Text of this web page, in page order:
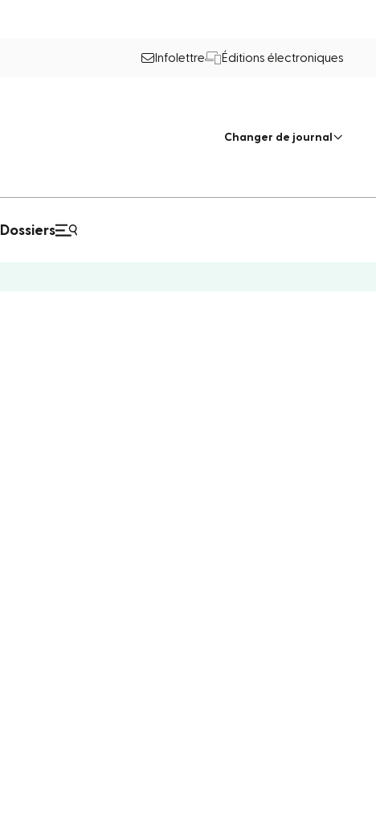
Infolettre Éditions électroniques
Changer de journal
Dossiers